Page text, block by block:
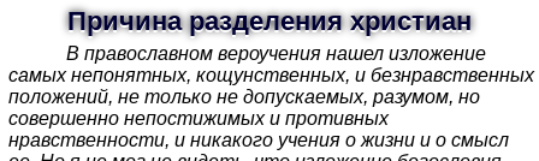
Причина разделения христиан
В православном вероучения нашел изложение
самых непонятных, кощунственных, и безнравственных
положений, не только не допускаемых, разумом, но
совершенно непостижимых и противных
нравственности, и никакого учения о жизни и о смысл